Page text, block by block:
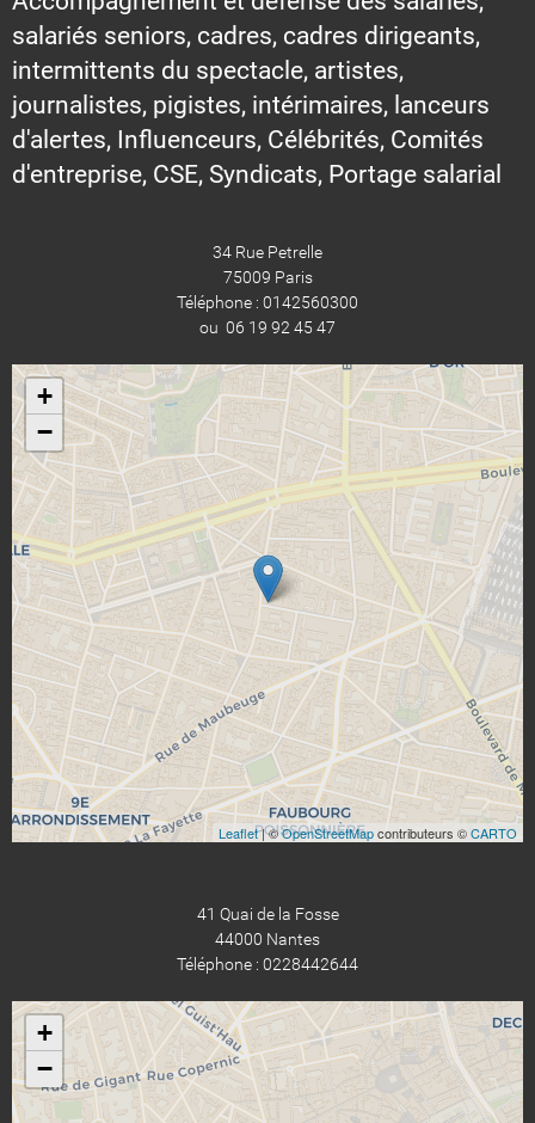
salariés seniors, cadres, cadres dirigeants,
intermittents du spectacle, artistes,
journalistes, pigistes, intérimaires, lanceurs
d'alertes, Influenceurs, Célébrités, Comités
d'entreprise, CSE, Syndicats, Portage salarial
34 Rue Petrelle
75009 Paris
Téléphone : 0142560300
ou 06 19 92 45 47
+
−
Leaflet| ©OpenStreetMapcontributeurs ©CARTO
41 Quai de la Fosse
44000 Nantes
Téléphone : 0228442644
+
−